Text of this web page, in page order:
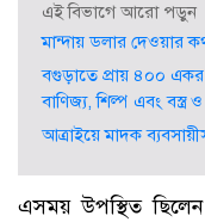
এই বিভাগে আরো পড়ুন
মান্দায় ডলার দেওয়ার
বগুড়াতে প্রায় ৪০০ একর
বাণিজ্য, শিল্প এবং বস্ত্র ও
আত্রাইয়ে মাদক
এসময় উপস্থিত